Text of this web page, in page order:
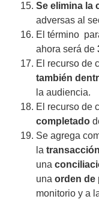
Se elimina la
adversas al
El término
ahora será de
El recurso de
también
la audiencia.
El recurso de
completado
Se agrega
la
una
una orden de
monitorio y a